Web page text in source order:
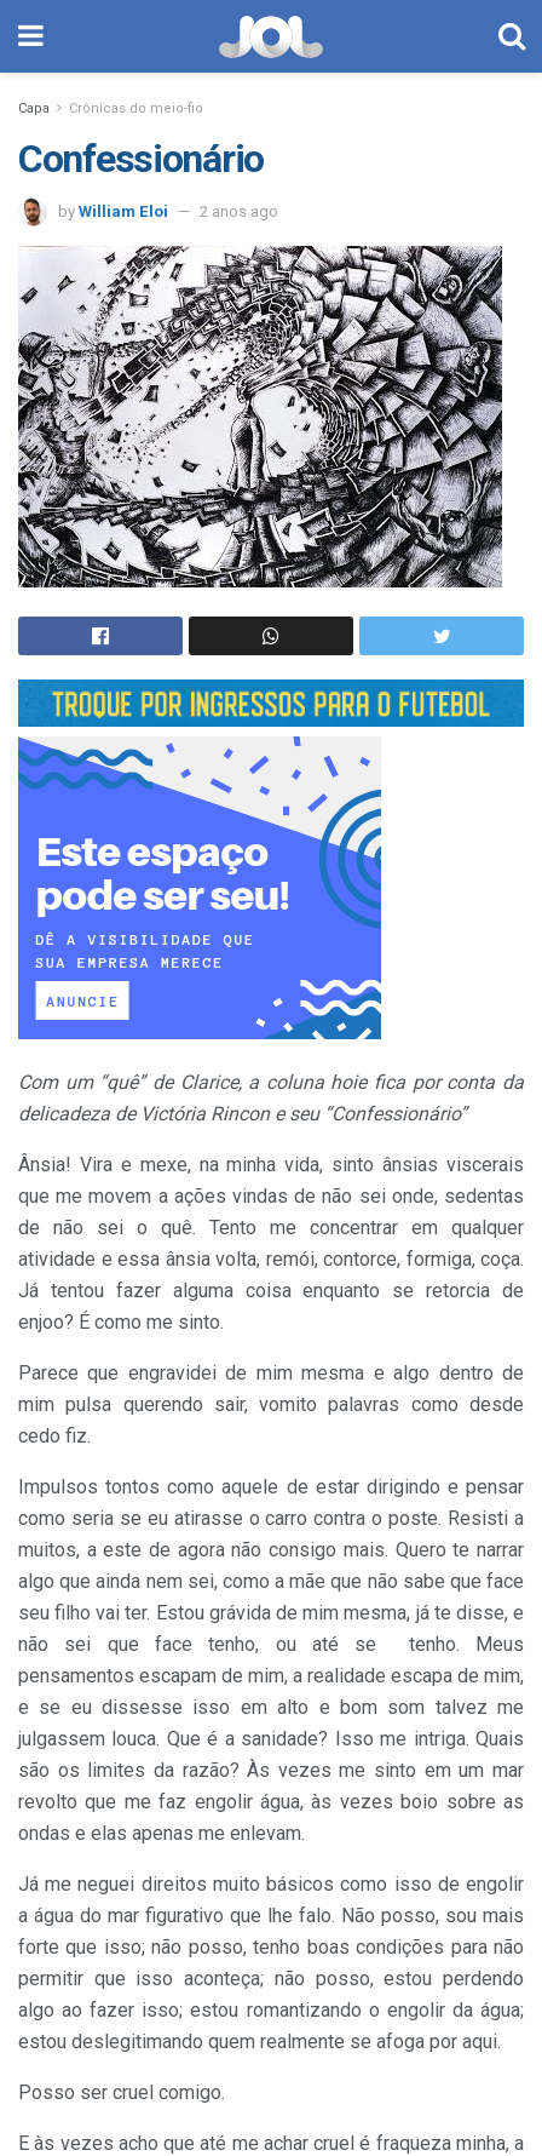
Capa Crônicas do meio-fio
Confessionário
by William Eloi 2 anos ago
Com um “quê” de Clarice, a coluna hoie fica por conta da
delicadeza de Victória Rincon e seu “Confessionário”
Ânsia! Vira e mexe, na minha vida, sinto ânsias viscerais
que me movem a ações vindas de não sei onde, sedentas
de não sei o quê. Tento me concentrar em qualquer
atividade e essa ânsia volta, remói, contorce, formiga, coça.
Já tentou fazer alguma coisa enquanto se retorcia de
enjoo? É como me sinto.
Parece que engravidei de mim mesma e algo dentro de
mim pulsa querendo sair, vomito palavras como desde
cedo fiz.
Impulsos tontos como aquele de estar dirigindo e pensar
como seria se eu atirasse o carro contra o poste. Resisti a
muitos, a este de agora não consigo mais. Quero te narrar
algo que ainda nem sei, como a mãe que não sabe que face
seu filho vai ter. Estou grávida de mim mesma, já te disse, e
não sei que face tenho, ou até se ​ tenho. Meus
pensamentos escapam de mim, a realidade escapa de mim,
e se eu dissesse isso em alto e bom som talvez me
julgassem louca. Que é a sanidade? Isso me intriga. Quais
são os limites da razão? Às vezes me sinto em um mar
revolto que me faz engolir água, às vezes boio sobre as
ondas e elas apenas me enlevam.
Já me neguei direitos muito básicos como isso de engolir
a água do mar figurativo que lhe falo. Não posso, sou mais
forte que isso; não posso, tenho boas condições para não
permitir que isso aconteça; não posso, estou perdendo
algo ao fazer isso; estou romantizando o engolir da água;
estou deslegitimando quem realmente se afoga por aqui.
Posso ser cruel comigo.
E às vezes acho que até me achar cruel é fraqueza minha, a